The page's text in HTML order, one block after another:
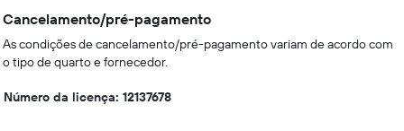
Cancelamento/pré-pagamento
As condições de cancelamento/pré-pagamento variam de acordo com
o tipo de quarto e fornecedor.
Número da licença: 12137678